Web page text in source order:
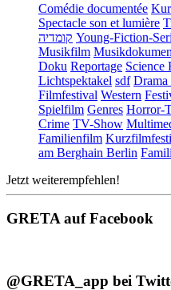
Comédie documentée
Spectacle son et lumière
קומדיה Young-Fiction-
Musikfilm
Doku Reportage Science
Lichtspektakel sdf
Filmfestival Western
Spielfilm Genres Horror-
Crime TV-Show
Familienfilm
am Berghain Berlin
Jetzt weiterempfehlen!
GRETA auf Facebook
@GRETA_app bei